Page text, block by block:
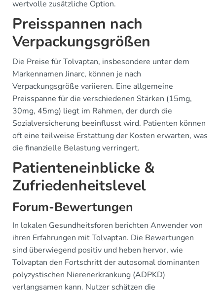
wertvolle zusätzliche Option.
Preisspannen nach
Verpackungsgrößen
Die Preise für Tolvaptan, insbesondere unter dem
Markennamen Jinarc, können je nach
Verpackungsgröße variieren. Eine allgemeine
Preisspanne für die verschiedenen Stärken (15mg,
30mg, 45mg) liegt im Rahmen, der durch die
Sozialversicherung beeinflusst wird. Patienten können
oft eine teilweise Erstattung der Kosten erwarten, was
die finanzielle Belastung verringert.
Patienteneinblicke &
Zufriedenheitslevel
Forum-Bewertungen
In lokalen Gesundheitsforen berichten Anwender von
ihren Erfahrungen mit Tolvaptan. Die Bewertungen
sind überwiegend positiv und heben hervor, wie
Tolvaptan den Fortschritt der autosomal dominanten
polyzystischen Nierenerkrankung (ADPKD)
verlangsamen kann. Nutzer schätzen die